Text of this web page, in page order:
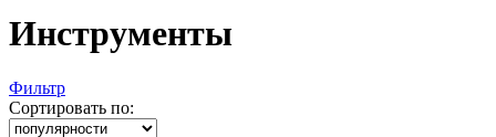
Инструменты
Фильтр
Сортировать по: